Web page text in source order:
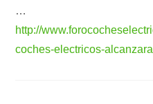
…
http://
coches-electricos-